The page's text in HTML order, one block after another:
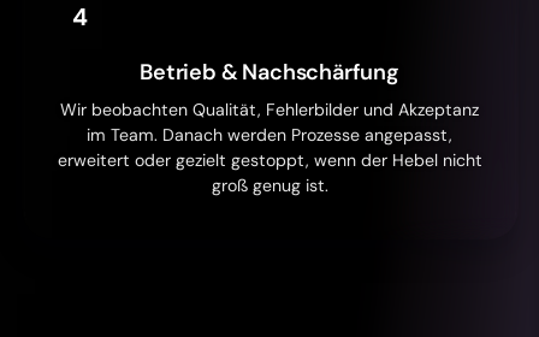
4
Betrieb & Nachschärfung
Wir beobachten Qualität, Fehlerbilder und Akzeptanz
im Team. Danach werden Prozesse angepasst,
erweitert oder gezielt gestoppt, wenn der Hebel nicht
groß genug ist.